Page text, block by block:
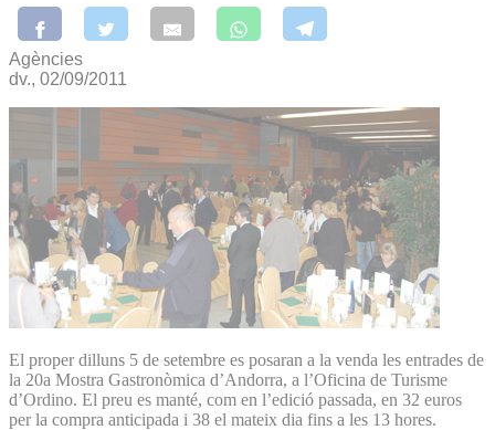
Agències
dv., 02/09/2011
El proper dilluns 5 de setembre es posaran a la venda les entrades de
la 20a Mostra Gastronòmica d’Andorra, a l’Oficina de Turisme
d’Ordino. El preu es manté, com en l’edició passada, en 32 euros
per la compra anticipada i 38 el mateix dia fins a les 13 hores.